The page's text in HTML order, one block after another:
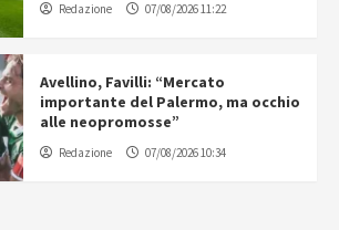
Redazione 07/08/2026 11:22
Avellino, Favilli: “Mercato
importante del Palermo, ma occhio
alle neopromosse”
Redazione 07/08/2026 10:34